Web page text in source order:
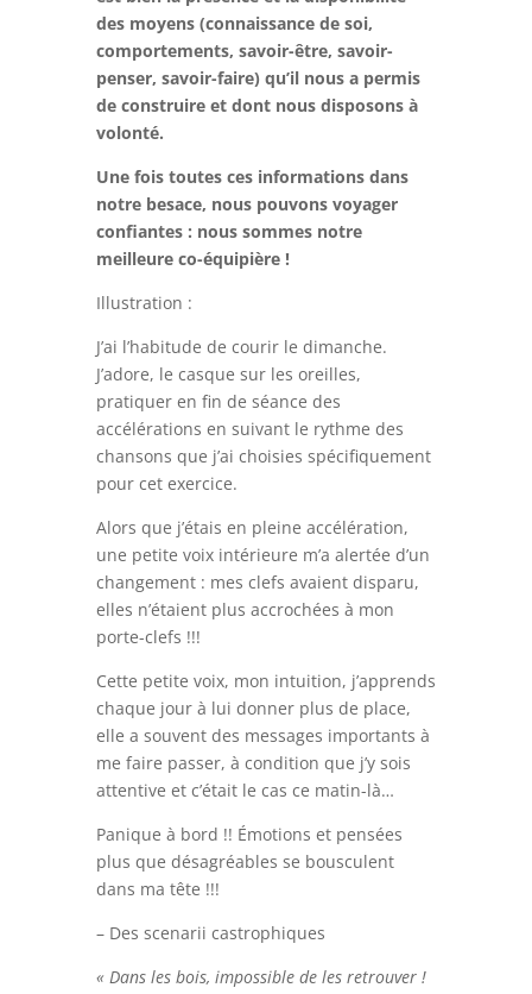
des moyens (connaissance de soi,
comportements, savoir-être, savoir-
penser, savoir-faire) qu’il nous a permis
de construire et dont nous disposons à
volonté.
Une fois toutes ces informations dans
notre besace, nous pouvons voyager
confiantes : nous sommes notre
meilleure co-équipière !
Illustration :
J’ai l’habitude de courir le dimanche.
J’adore, le casque sur les oreilles,
pratiquer en fin de séance des
accélérations en suivant le rythme des
chansons que j’ai choisies spécifiquement
pour cet exercice.
Alors que j’étais en pleine accélération,
une petite voix intérieure m’a alertée d’un
changement : mes clefs avaient disparu,
elles n’étaient plus accrochées à mon
porte-clefs !!!
Cette petite voix, mon intuition, j’apprends
chaque jour à lui donner plus de place,
elle a souvent des messages importants à
me faire passer, à condition que j’y sois
attentive et c’était le cas ce matin-là…
Panique à bord !! Émotions et pensées
plus que désagréables se bousculent
dans ma tête !!!
– Des scenarii castrophiques
« Dans les bois, impossible de les retrouver !